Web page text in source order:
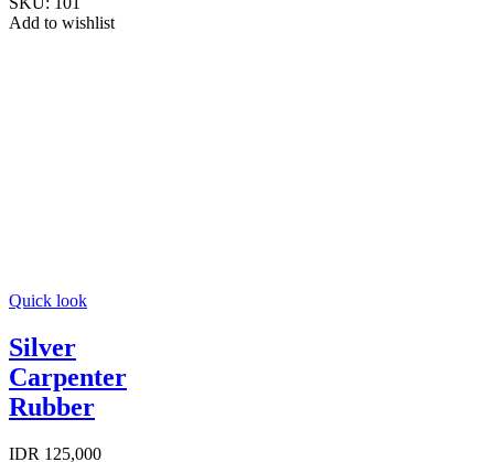
Add to wishlist
Quick look
Silver
Carpenter
Rubber
IDR 125,000